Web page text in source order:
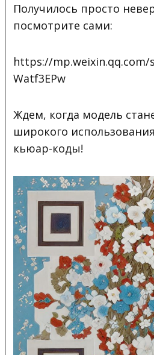
Получилось просто
посмотрите сами:
https://mp.weixin.qq.com/
Watf3EPw
Ждем, когда модель
широкого
кьюар-коды!